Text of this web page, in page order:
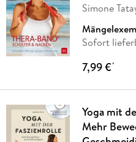
Simone
Sofort
7,99 €*
Yoga mit
Mehr